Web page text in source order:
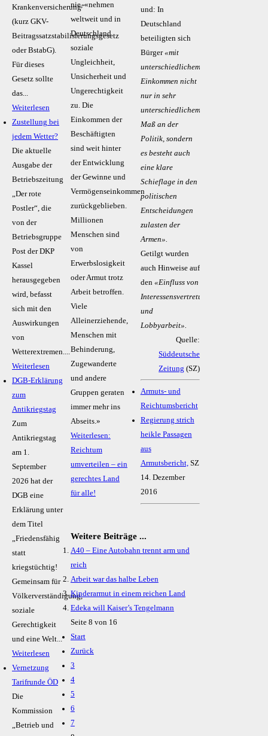
Krankenversicherung“
(kurz GKV-
Beitragssatzstabilisierungsgesetz
oder BstabG).
Für dieses
Gesetz sollte
das...
Weiterlesen
Zustellung bei
jedem Wetter?
Die aktuelle
Ausgabe der
Betriebszeitung
„Der rote
Postler“, die
von der
Betriebsgruppe
Post der DKP
Kassel
herausgegeben
wird, befasst
sich mit den
Auswirkungen
von
Wetterextremen....
Weiterlesen
DGB-Erklärung
zum
Antikriegstag
Zum
Antikriegstag
am 1.
September
2026 hat der
DGB eine
Erklärung unter
dem Titel
„Friedensfähig
statt
kriegstüchtig!
Gemeinsam für
Völkerverständigung,
soziale
Gerechtigkeit
und eine Welt...
Weiterlesen
Vernetzung
Tarifrunde ÖD
Die
Kommission
„Betrieb und
nie, «nehmen
weltweit und in
Deutschland
soziale
Ungleichheit,
Unsicherheit und
Ungerechtigkeit
zu. Die
Einkommen der
Beschäftigten
sind weit hinter
der Entwicklung
der Gewinne und
Vermögenseinkommen
zurückgeblieben.
Millionen
Menschen sind
von
Erwerbslosigkeit
oder Armut trotz
Arbeit betroffen.
Viele
Alleinerziehende,
Menschen mit
Behinderung,
Zugewanderte
und andere
Gruppen geraten
immer mehr ins
Abseits.»
Weiterlesen:
Reichtum
umverteilen – ein
gerechtes Land
für alle!
und: In
Deutschland
beteiligten sich
Bürger«mit
unterschiedlichem
Einkommen nicht
nur in sehr
unterschiedlichem
Maß an der
Politik, sondern
es besteht auch
eine klare
Schieflage in den
politischen
Entscheidungen
zulasten der
Armen».
Getilgt wurden
auch Hinweise auf
den «Einfluss von
Interessensvertretungen
und
Lobbyarbeit».
Quelle:
Süddeutsche
Zeitung (SZ)
Armuts- und
Reichtumsbericht
Regierung strich
heikle Passagen
aus
Armutsbericht,SZ
14. Dezember
2016
Weitere Beiträge ...
A40 – Eine Autobahn trennt arm und
reich
Arbeit war das halbe Leben
Kinderarmut in einem reichen Land
Edeka will Kaiser’s Tengelmann
Seite 8 von 16
Start
Zurück
3
4
5
6
7